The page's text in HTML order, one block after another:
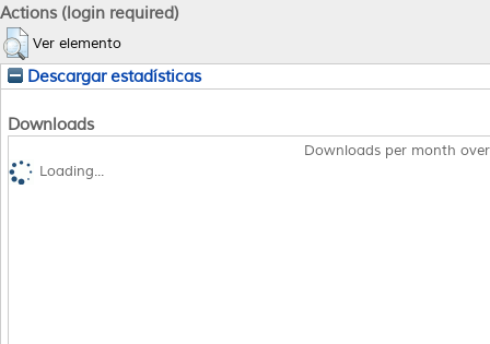
Actions (login required)
Ver elemento
Descargar estadísticas
Downloads
Downloads per month
Loading...